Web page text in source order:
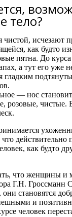
тело?​
чистой, исчезают
как будто
пятна. До
а тут его уже
гладким
— нос
розовые,
действительно
как будто
что женщины и
Г.Н. Гроссманн
становятся
и
человек